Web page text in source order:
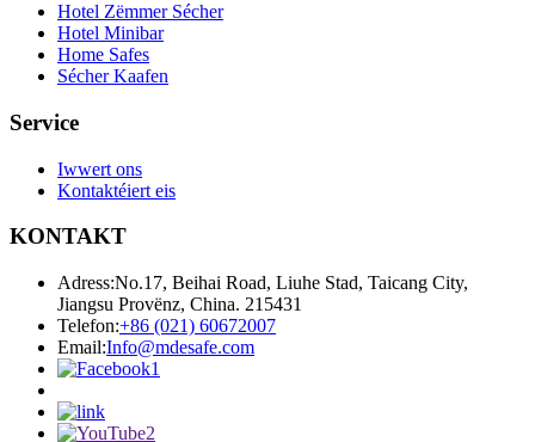
Hotel Zëmmer Sécher
Hotel Minibar
Home Safes
Sécher Kaafen
Service
Iwwert ons
Kontaktéiert eis
KONTAKT
Adress:No.17, Beihai Road, Liuhe Stad, Taicang City,
Jiangsu Provënz, China. 215431
Telefon:+86 (021) 60672007
Email:Info@mdesafe.com